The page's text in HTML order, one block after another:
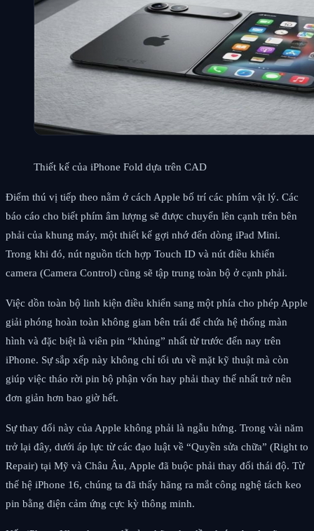
Thiết kế của iPhone Fold dựa trên CAD
Điểm thú vị tiếp theo nằm ở cách Apple bố trí các phím vật lý. Các
báo cáo cho biết phím âm lượng sẽ được chuyển lên cạnh trên bên
phải của khung máy, một thiết kế gợi nhớ đến dòng iPad Mini.
Trong khi đó, nút nguồn tích hợp Touch ID và nút điều khiển
camera (Camera Control) cũng sẽ tập trung toàn bộ ở cạnh phải.
Việc dồn toàn bộ linh kiện điều khiển sang một phía cho phép Apple
giải phóng hoàn toàn không gian bên trái để chứa hệ thống màn
hình và đặc biệt là viên pin “khủng” nhất từ trước đến nay trên
iPhone. Sự sắp xếp này không chỉ tối ưu về mặt kỹ thuật mà còn
giúp việc tháo rời pin bộ phận vốn hay phải thay thế nhất trở nên
đơn giản hơn bao giờ hết.
Sự thay đổi này của Apple không phải là ngẫu hứng. Trong vài năm
trở lại đây, dưới áp lực từ các đạo luật về “Quyền sửa chữa” (Right to
Repair) tại Mỹ và Châu Âu, Apple đã buộc phải thay đổi thái độ. Từ
thế hệ iPhone 16, chúng ta đã thấy hãng ra mắt công nghệ tách keo
pin bằng điện cảm ứng cực kỳ thông minh.